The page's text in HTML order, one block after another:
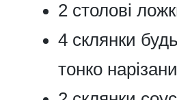
2 столові
4 склянки
тонко